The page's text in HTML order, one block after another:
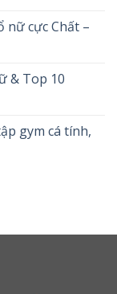
nữ cực Chất –
& Top 10
gym cá tính,